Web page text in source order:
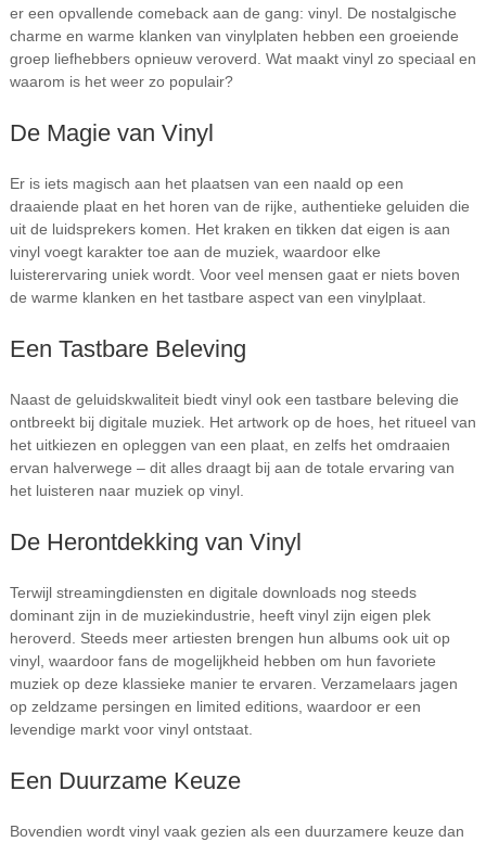
er een opvallende comeback aan de gang: vinyl. De nostalgische
charme en warme klanken van vinylplaten hebben een groeiende
groep liefhebbers opnieuw veroverd. Wat maakt vinyl zo speciaal en
waarom is het weer zo populair?
De Magie van Vinyl
Er is iets magisch aan het plaatsen van een naald op een
draaiende plaat en het horen van de rijke, authentieke geluiden die
uit de luidsprekers komen. Het kraken en tikken dat eigen is aan
vinyl voegt karakter toe aan de muziek, waardoor elke
luisterervaring uniek wordt. Voor veel mensen gaat er niets boven
de warme klanken en het tastbare aspect van een vinylplaat.
Een Tastbare Beleving
Naast de geluidskwaliteit biedt vinyl ook een tastbare beleving die
ontbreekt bij digitale muziek. Het artwork op de hoes, het ritueel van
het uitkiezen en opleggen van een plaat, en zelfs het omdraaien
ervan halverwege – dit alles draagt bij aan de totale ervaring van
het luisteren naar muziek op vinyl.
De Herontdekking van Vinyl
Terwijl streamingdiensten en digitale downloads nog steeds
dominant zijn in de muziekindustrie, heeft vinyl zijn eigen plek
heroverd. Steeds meer artiesten brengen hun albums ook uit op
vinyl, waardoor fans de mogelijkheid hebben om hun favoriete
muziek op deze klassieke manier te ervaren. Verzamelaars jagen
op zeldzame persingen en limited editions, waardoor er een
levendige markt voor vinyl ontstaat.
Een Duurzame Keuze
Bovendien wordt vinyl vaak gezien als een duurzamere keuze dan